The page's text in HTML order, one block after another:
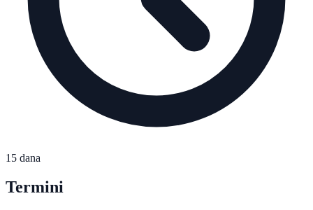
15 dana
Termini